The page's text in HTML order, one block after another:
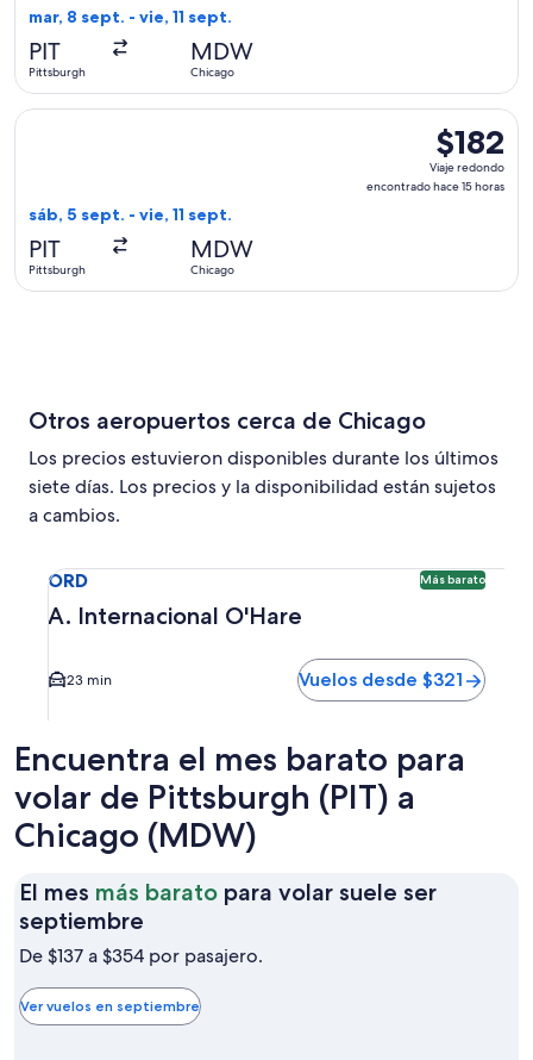
mar, 8 sept. - vie, 11 sept.
PIT
Pittsburgh
MDW
Chicago
$182
Viaje
redondo,
$182
Viaje redondo
encontrado hace 15 horas
sáb, 5 sept. - vie, 11 sept.
PIT
Pittsburgh
MDW
Chicago
Seleccionar vuelo de Delta, con salida el sáb, 5 sept.
Otros aeropuertos cerca de Chicago
Los precios estuvieron disponibles durante los últimos
siete días. Los precios y la disponibilidad están sujetos
a cambios.
ORD Más barato
A. Internacional O'Hare
23 min Vuelos desde $321
Encuentra el mes barato para
volar de Pittsburgh (PIT) a
Chicago (MDW)
El mes más barato para volar suele ser
septiembre
mes
barato
para
De $137 a $354 por pasajero.
Ver vuelos en septiembre